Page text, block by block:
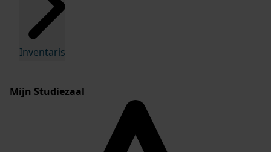
Inventaris
Mijn Studiezaal